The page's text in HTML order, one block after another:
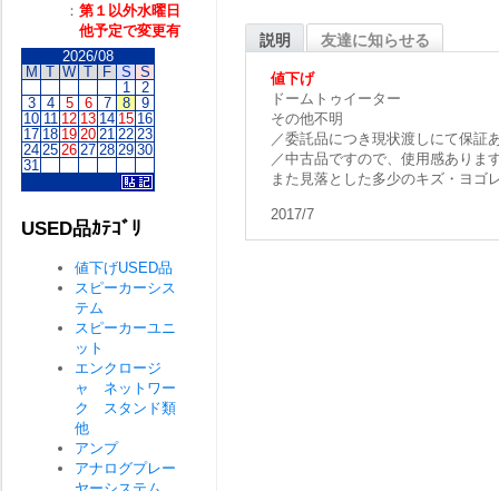
説明 友達に知らせる
値下げ
ドームトゥイーター
その他不明
／委託品につき現状渡しにて保証
／中古品ですので、使用感ありま
また見落とした多少のキズ・ヨゴ
2017/7
： 第１以外水曜日
他予定で変更有
2026/08
M T W T F S S
1
2
3
4 5 6 7 8
9
10 11 12 13 14 15 16
17 18 19 20 21 22 23
24 25 26 27 28 29 30
31
USED品ｶﾃｺﾞﾘ
値下げUSED品
スピーカーシス
テム
スピーカーユニ
ット
エンクロージ
ャ ネットワー
ク スタンド類
他
アンプ
アナログプレー